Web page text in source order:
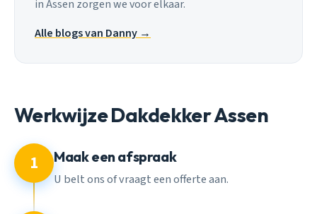
in Assen zorgen we voor elkaar.
Alle blogs van Danny →
Werkwijze Dakdekker Assen
1 Maak een afspraak
U belt ons of vraagt een offerte aan.